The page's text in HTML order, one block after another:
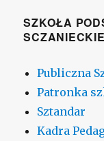
SZKOŁA
Publiczna
Patronka
Sztandar
Kadra